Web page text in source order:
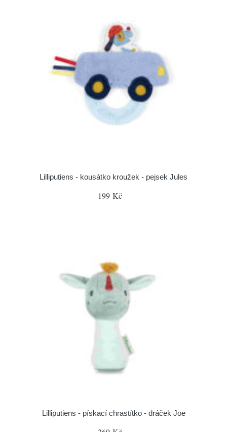
Lilliputiens - kousátko kroužek - pejsek Jules
199 Kč
Lilliputiens - pískací chrastítko - dráček Joe